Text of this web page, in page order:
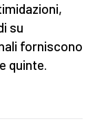
su
forniscono
quinte.